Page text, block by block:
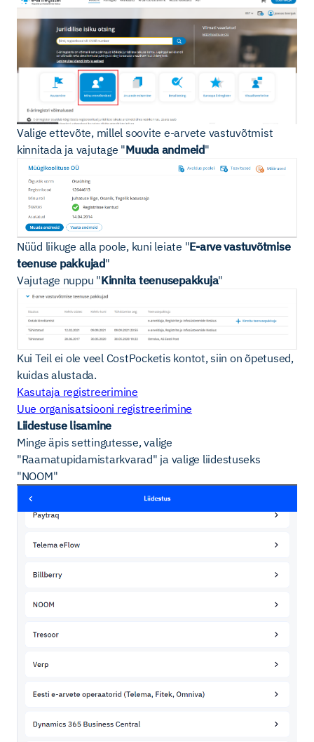
Valige ettevõte, millel soovite e-arvete vastuvõtmist
kinnitada ja vajutage "Muuda andmeid"
Nüüd liikuge alla poole, kuni leiate "E-arve vastuvõtmise
teenuse pakkujad"
Vajutage nuppu "Kinnita teenusepakkuja"
Kui Teil ei ole veel CostPocketis kontot, siin on õpetused,
kuidas alustada.
Kasutaja registreerimine
Uue organisatsiooni registreerimine
Liidestuse lisamine
Minge äpis settingutesse, valige
"Raamatupidamistarkvarad" ja valige liidestuseks
"NOOM"